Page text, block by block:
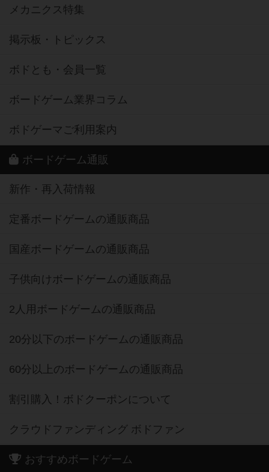
メカニクス特集
掲示板・トピックス
ボドとも・会員一覧
ボードゲーム業界コラム
ボドゲーマご利用案内
ボードゲーム通販
新作・再入荷情報
定番ボードゲームの通販商品
国産ボードゲームの通販商品
子供向けボードゲームの通販商品
2人用ボードゲームの通販商品
20分以下のボードゲームの通販商品
60分以上のボードゲームの通販商品
割引購入！ボドクーポンについて
クラウドファンディング ボドファン
おすすめボードゲーム